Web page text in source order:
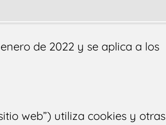
de 2022 y se aplica a los
web”) utiliza cookies y otras